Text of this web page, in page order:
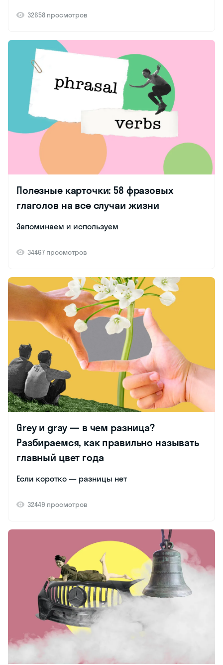
32658 просмотров
Полезные карточки: 58 фразовых
глаголов на все случаи жизни
Запоминаем и используем
34467 просмотров
Grey и gray — в чем разница?
Разбираемся, как правильно называть
главный цвет года
Если коротко — разницы нет
32449 просмотров